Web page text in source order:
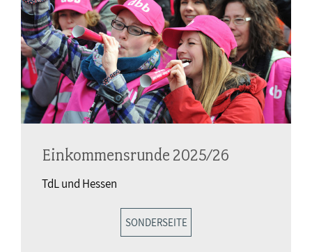
Einkommensrunde 2025/26
TdL und Hessen
SONDERSEITE